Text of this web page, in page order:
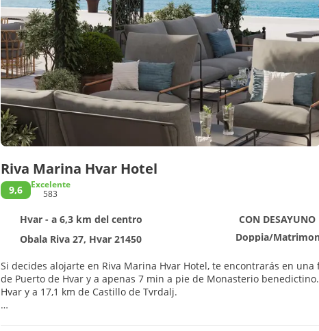
Riva Marina Hvar Hotel
9,6
Excelente
583
Hvar - a 6,3 km del centro
CON DESAYUNO
Obala Riva 27, Hvar 21450
Doppia/
Si decides alojarte en Riva Marina Hvar Hotel, te encontrarás en
de Puerto de Hvar y a apenas 7 min a pie de Monasterio benedictino. Además, este hotel boutique se encuentra a 2,6 km de Fortaleza de
Hvar y a 17,1 km de Castillo de Tvrdalj.